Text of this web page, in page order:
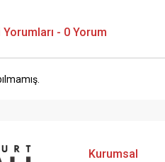
- 0 Yorum
Kurumsal